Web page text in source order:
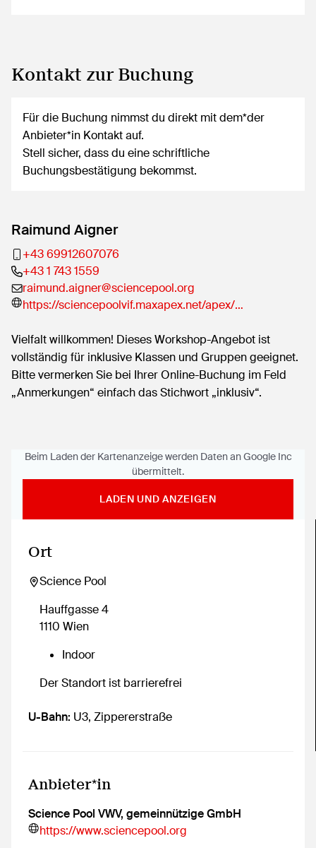
Kontakt zur Buchung
Für die Buchung nimmst du direkt mit dem*der
Anbieter*in Kontakt auf.
Stell sicher, dass du eine schriftliche
Buchungsbestätigung bekommst.
Raimund Aigner
+43 69912607076
+43 1 743 1559
raimund.aigner@sciencepool.org
https://sciencepoolvif.maxapex.net/apex/…
Vielfalt willkommen! Dieses Workshop-Angebot ist
vollständig für inklusive Klassen und Gruppen geeignet.
Bitte vermerken Sie bei Ihrer Online-Buchung im Feld
„Anmerkungen“ einfach das Stichwort „inklusiv“.
Beim Laden der Kartenanzeige werden Daten an Google Inc
übermittelt.
LADEN UND ANZEIGEN
Ort
Science Pool
Hauffgasse 4
1110 Wien
Indoor
Der Standort ist barrierefrei
Erreichbar mit den öffentlichen Verkehrsmitteln
U-Bahn: U3, Zippererstraße
Anbieter*in
Science Pool VWV, gemeinnützige GmbH
https://www.sciencepool.org